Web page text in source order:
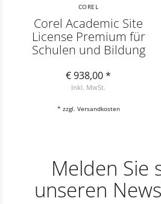
COREL
Corel Academic Site
License Premium für
Schulen und Bildung
€ 938,00 *
Inkl. MwSt.
* zzgl. Versandkosten
Melden Sie
unseren